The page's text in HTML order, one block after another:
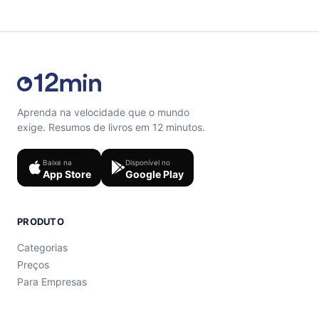
Aprenda na velocidade que o mundo
exige. Resumos de livros em 12 minutos.
Baixe na
App Store
Disponível no
Google Play
PRODUTO
Categorias
Preços
Para Empresas